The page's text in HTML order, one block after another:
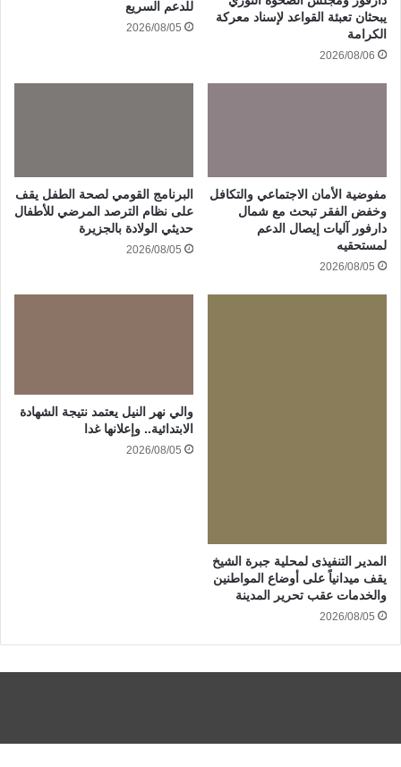
يبحثان تعبئة القواعد لإسناد معركة
الكرامة
2026/08/06
للدعم السريع
2026/08/05
مفوضية الأمان الاجتماعي والتكافل
وخفض الفقر تبحث مع شمال
دارفور آليات إيصال الدعم
لمستحقيه
2026/08/05
البرنامج القومي لصحة الطفل يقف
على نظام الترصد المرضي للأطفال
حديثي الولادة بالجزيرة
2026/08/05
المدير التنفيذى لمحلية جبرة الشيخ
يقف ميدانياً على أوضاع المواطنين
والخدمات عقب تحرير المدينة
2026/08/05
والي نهر النيل يعتمد نتيجة الشهادة
الابتدائية.. وإعلانها غدا
2026/08/05